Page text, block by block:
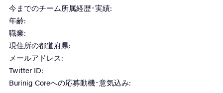
今までのチーム所属経歴･実績:
年齢:
職業:
現住所の都道府県:
メールアドレス:
Twitter ID:
Burinig Coreへの応募動機･意気込み: